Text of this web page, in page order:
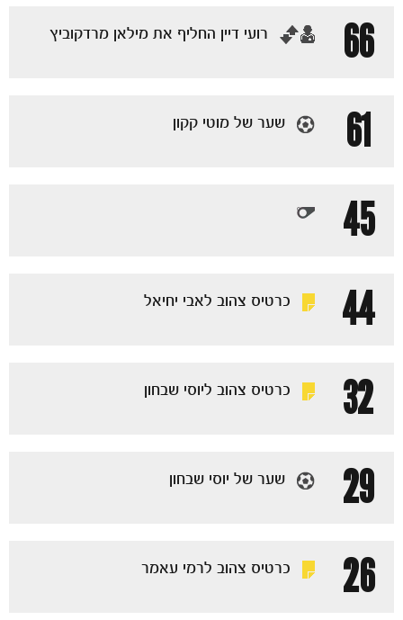
משחקים
66 ‏רועי דיין החליף את מילאן מרדקוביץ
61 שער של מוטי קקון
45
44
כרטיס צהוב לאבי יחיאל
32 כרטיס צהוב ליוסי שבחון
29 שער של יוסי שבחון
26 כרטיס צהוב לרמי עאמר